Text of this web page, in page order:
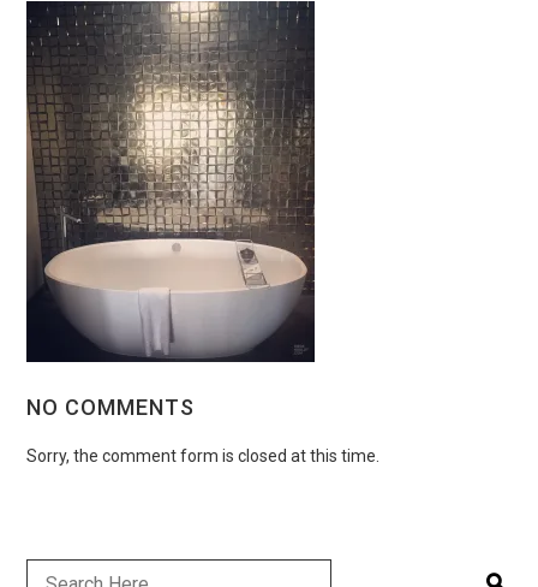
NO COMMENTS
Sorry, the comment form is closed at this time.